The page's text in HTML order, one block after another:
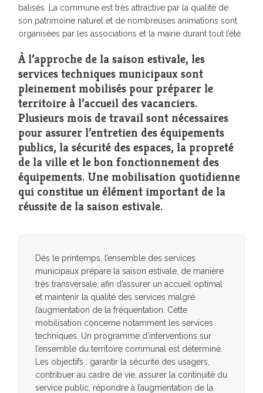
balisés. La commune est très attractive par la qualité de
son patrimoine naturel et de nombreuses animations sont
organisées par les associations et la mairie durant tout l’été.
À l’approche de la saison estivale, les
services techniques municipaux sont
pleinement mobilisés pour préparer le
territoire à l’accueil des vacanciers.
Plusieurs mois de travail sont nécessaires
pour assurer l’entretien des équipements
publics, la sécurité des espaces, la propreté
de la ville et le bon fonctionnement des
équipements. Une mobilisation quotidienne
qui constitue un élément important de la
réussite de la saison estivale.
Dès le printemps, l’ensemble des services
municipaux prépare la saison estivale, de manière
très transversale, afin d’assurer un accueil optimal
et maintenir la qualité des services malgré
l’augmentation de la fréquentation. Cette
mobilisation concerne notamment les services
techniques. Un programme d’interventions sur
l’ensemble du territoire communal est déterminé.
Les objectifs : garantir la sécurité des usagers,
contribuer au cadre de vie, assurer la continuité du
service public, répondre à l’augmentation de la